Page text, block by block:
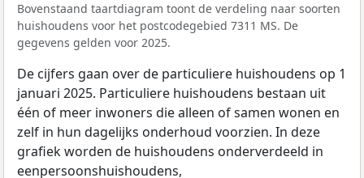
Bovenstaand taartdiagram toont de verdeling naar soorten
huishoudens voor het postcodegebied 7311 MS. De
gegevens gelden voor 2025.
De cijfers gaan over de particuliere huishoudens op 1
januari 2025. Particuliere huishoudens bestaan uit
één of meer inwoners die alleen of samen wonen en
zelf in hun dagelijks onderhoud voorzien. In deze
grafiek worden de huishoudens onderverdeeld in
eenpersoonshuishoudens,